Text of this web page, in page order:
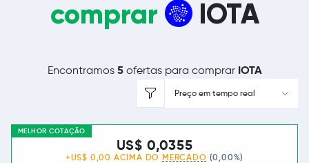
comprar
IOTA
Encontramos 5ofertas para comprar IOTA
Preço em tempo real
MELHOR COTAÇÃO
US$ 0,0355
+US$ 0,00 ACIMA DO MERCADO (0,00%)